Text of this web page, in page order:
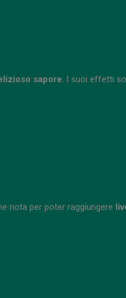
sapore. I suoi effetti
nota per poter raggiungere